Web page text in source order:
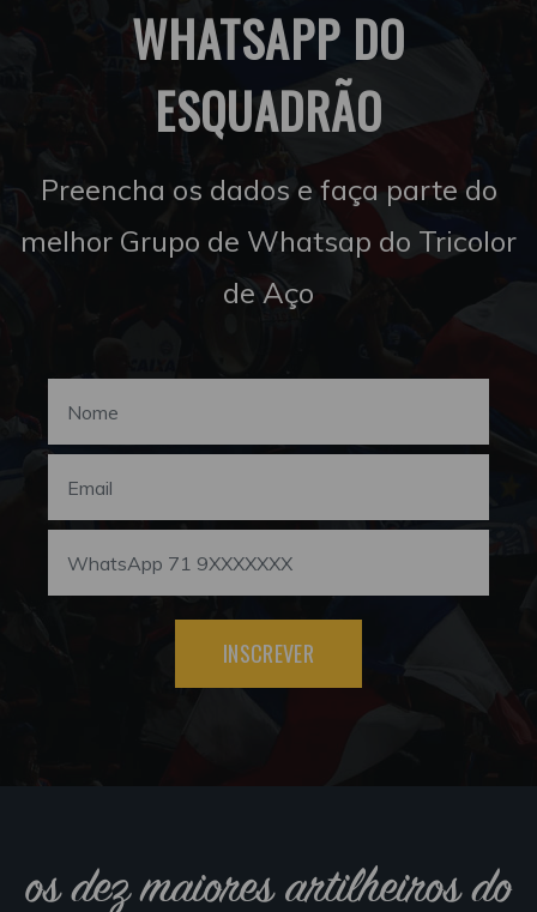
WHATSAPP DO
ESQUADRÃO
Preencha os dados e faça parte do
melhor Grupo de Whatsap do Tricolor
de Aço
INSCREVER
os dez maiores artilheiros do